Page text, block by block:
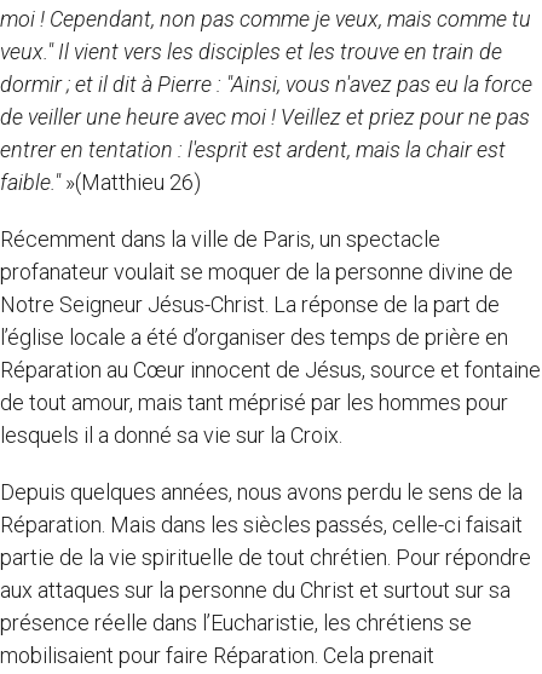
moi ! Cependant, non pas comme je veux, mais comme tu
veux." Il vient vers les disciples et les trouve en train de
dormir ; et il dit à Pierre : "Ainsi, vous n'avez pas eu la force
de veiller une heure avec moi ! Veillez et priez pour ne pas
entrer en tentation : l'esprit est ardent, mais la chair est
faible."»(Matthieu 26)
Récemment dans la ville de Paris, un spectacle
profanateur voulait se moquer de la personne divine de
Notre Seigneur Jésus-Christ. La réponse de la part de
l’église locale a été d’organiser des temps de prière en
Réparation au Cœur innocent de Jésus, source et fontaine
de tout amour, mais tant méprisé par les hommes pour
lesquels il a donné sa vie sur la Croix.
Depuis quelques années, nous avons perdu le sens de la
Réparation. Mais dans les siècles passés, celle-ci faisait
partie de la vie spirituelle de tout chrétien. Pour répondre
aux attaques sur la personne du Christ et surtout sur sa
présence réelle dans l’Eucharistie, les chrétiens se
mobilisaient pour faire Réparation. Cela prenait